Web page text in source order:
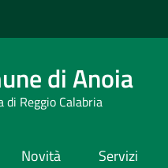
di Anoia
di Reggio Calabria
Novità Servizi